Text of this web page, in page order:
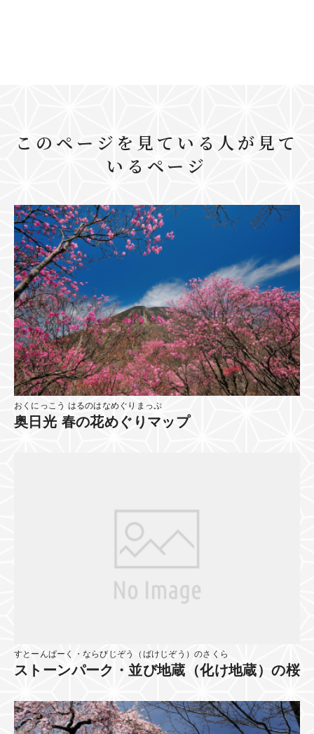
このページを見ている人が見て
いるページ
おくにっこう はるのはなめぐりまっぷ
奥日光 春の花めぐりマップ
すとーんぱーく・ならびじぞう（ばけじぞう）のさくら
ストーンパーク・並び地蔵（化け地蔵）の桜